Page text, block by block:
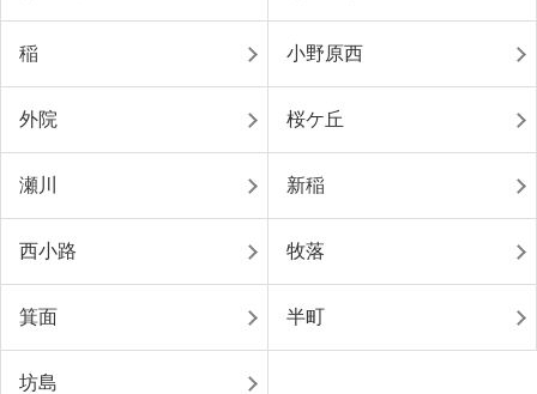
稲 小野原西
外院 桜ケ丘
瀬川 新稲
西小路 牧落
箕面 半町
坊島